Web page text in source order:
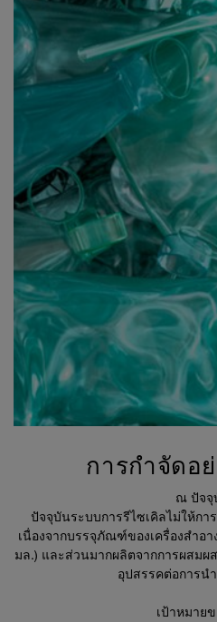
การกำจัดอ
ณ ปัจจุ
ปัจจุบันระบบการรีไซเคิลไม่ให้กา
เนื่องจากบรรจุภัณฑ์ของเครื่องสำอ
มล.) และส่วนมากผลิตจากการผสม
อุปสรรคต่อการน
เป้าหมายข